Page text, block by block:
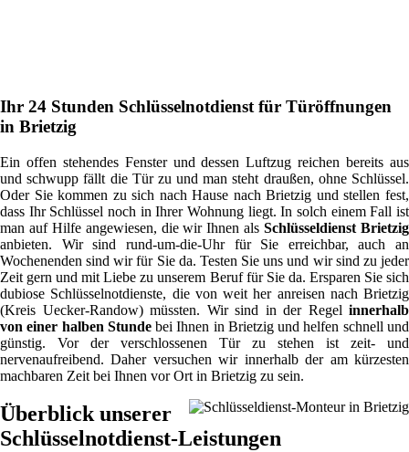
Ihr 24 Stunden Schlüsselnotdienst für Türöffnungen
in Brietzig
Ein offen stehendes Fenster und dessen Luftzug reichen bereits aus
und schwupp fällt die Tür zu und man steht draußen, ohne Schlüssel.
Oder Sie kommen zu sich nach Hause nach Brietzig und stellen fest,
dass Ihr Schlüssel noch in Ihrer Wohnung liegt. In solch einem Fall ist
man auf Hilfe angewiesen, die wir Ihnen alsSchlüsseldienst Brietzig
anbieten. Wir sind rund-um-die-Uhr für Sie erreichbar, auch an
Wochenenden sind wir für Sie da. Testen Sie uns und wir sind zu jeder
Zeit gern und mit Liebe zu unserem Beruf für Sie da. Ersparen Sie sich
dubiose Schlüsselnotdienste, die von weit her anreisen nach Brietzig
(Kreis Uecker-Randow) müssten. Wir sind in der Regel innerhalb
von einer halben Stundebei Ihnen in Brietzig und helfen schnell und
günstig. Vor der verschlossenen Tür zu stehen ist zeit- und
nervenaufreibend. Daher versuchen wir innerhalb der am kürzesten
machbaren Zeit bei Ihnen vor Ort in Brietzig zu sein.
Überblick unserer
Schlüsselnotdienst-Leistungen